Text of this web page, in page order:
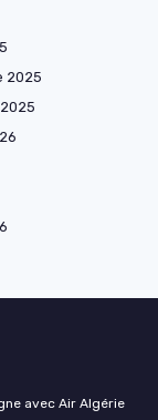
2025
avec Air Algérie